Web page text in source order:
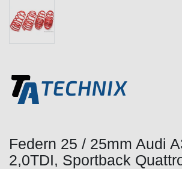
Federn 25 / 25mm Audi
2,0TDI, Sportback